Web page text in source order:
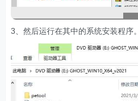
3、然后运行在其中的系统安装程序。